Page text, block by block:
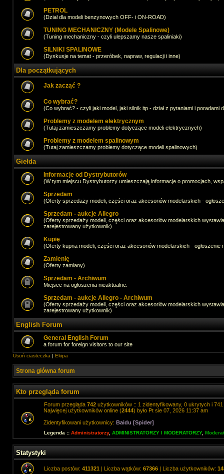
PETROL
(Dział dla modeli benzynowych OFF- i ON-ROAD)
TUNING MECHANICZNY (Modele Spalinowe)
(Tuning mechaniczny - czyli ulepszamy nasze spaliniaki)
SILNIKI SPALINOWE
(Dyskusje na temat - przeróbek, napraw, regulacji i inne)
Dla początkujących
Jak zacząć ?
Co wybrać?
(Co wybrać? - czyli jaki model, jaki silnik itp - dział z pytaniami i poradami
Problemy z modelem elektrycznym
(Tutaj zamieszczamy problemy dotyczące modeli elektrycznych)
Problemy z modelem spalinowym
(Tutaj zamieszczamy problemy dotyczące modeli spalinowych)
Giełda
Informacje od Dystrybutorów
(W tym miejscu Dystrybutorzy umieszczają informacje o promocjach,
Sprzedam
(Oferty sprzedaży modeli, części oraz akcesoriów modelarskich -
Sprzedam - aukcje Allegro
(Oferty sprzedaży modeli, części oraz akcesoriów modelarskich
zarejestrowany użytkownik)
Kupię
(Oferty kupna modeli, części oraz akcesoriów modelarskich -
Zamienię
(Oferty zamiany)
Sprzedam - Archiwum
Miejsce na ogłoszenia nieaktualne.
Sprzedam - aukcje Allegro - Archiwum
(Oferty sprzedaży modeli, części oraz akcesoriów modelarskich
zarejestrowany użytkownik)
English Forum
General English Forum
a forum for foreign visitors to our site
Usuń ciasteczka | Ekipa
Strona główna forum
Kto przegląda forum
Forum przegląda 742 użytkowników :: 1 zidentyfikowany, 0 ukrytych i
Najwięcej użytkowników online (2444) było Pt sie 07, 2026 11:37 am
Zidentyfikowani użytkownicy: Baidu [Spider]
Legenda :: Administratorzy, ADMINISTRATORZY I MODERATORZY,
Statystyki
Liczba postów: 411321 | Liczba wątków: 67366 | Liczba użytkowników: